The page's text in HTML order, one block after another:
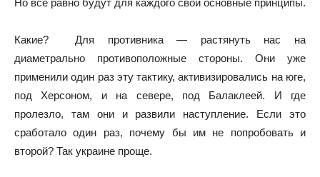
Но все равно будут для каждого свои основные принципы.
Какие? Для противника — растянуть нас на
диаметрально противоположные стороны. Они уже
применили один раз эту тактику, активизировались на юге,
под Херсоном, и на севере, под Балаклеей. И где
пролезло, там они и развили наступление. Если это
сработало один раз, почему бы им не попробовать и
второй? Так украине проще.